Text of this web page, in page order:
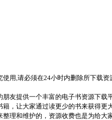
使用,请必须在24小时内删除所下载
友提供一个丰富的电子书资源下载
，让大家通过读更少的书来获得更
理和维护的，资源收费也是为给